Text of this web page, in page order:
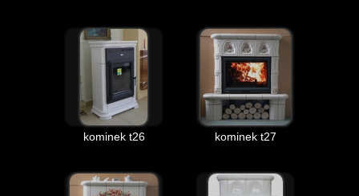
kominek t26 kominek t27